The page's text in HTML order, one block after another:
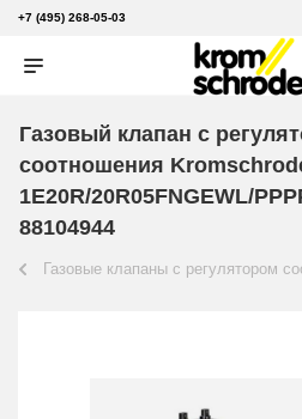
+7 (495) 268-05-03
Газовый клапан с
соотношения
1E20R/20R05FNGEWL/
88104944
Газовые клапаны с регулятором